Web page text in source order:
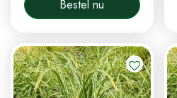
Bestel nu